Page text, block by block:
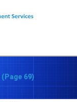
(Page 69)